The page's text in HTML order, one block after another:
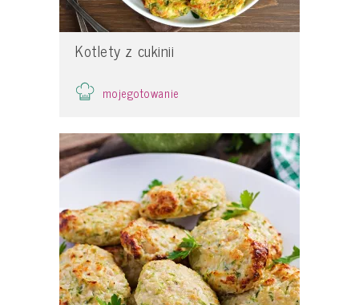
Kotlety z cukinii
mojegotowanie